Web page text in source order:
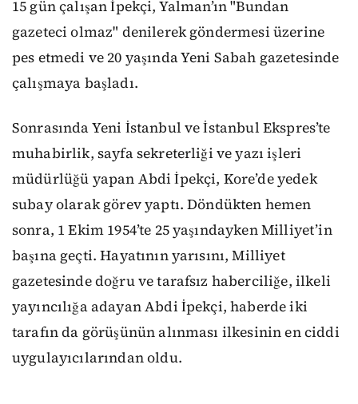
15 gün çalışan İpekçi, Yalman’ın "Bundan
gazeteci olmaz" denilerek göndermesi üzerine
pes etmedi ve 20 yaşında Yeni Sabah gazetesinde
çalışmaya başladı.
Sonrasında Yeni İstanbul ve İstanbul Ekspres’te
muhabirlik, sayfa sekreterliği ve yazı işleri
müdürlüğü yapan Abdi İpekçi, Kore’de yedek
subay olarak görev yaptı. Döndükten hemen
sonra, 1 Ekim 1954’te 25 yaşındayken Milliyet’in
başına geçti. Hayatının yarısını, Milliyet
gazetesinde doğru ve tarafsız haberciliğe, ilkeli
yayıncılığa adayan Abdi İpekçi, haberde iki
tarafın da görüşünün alınması ilkesinin en ciddi
uygulayıcılarından oldu.